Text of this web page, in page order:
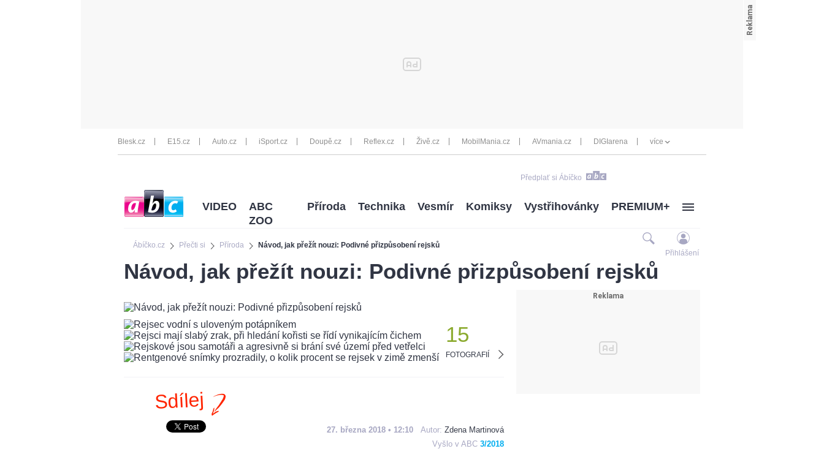
Blesk.cz E15.cz Auto.cz iSport.cz Doupě.cz Reflex.cz Živě.cz MobilMania.cz AVmania.cz DIGIarena více
Předplať si Ábíčko
Ábíčko.cz Přečti si Příroda Návod, jak přežít nouzi: Podivné přizpůsobení rejsků
VIDEO
ABC
ZOO
Příroda Technika Vesmír Komiksy Vystřihovánky PREMIUM+
Přihlášení
Návod, jak přežít nouzi: Podivné přizpůsobení rejsků
15
FOTOGRAFIÍ
Sdílej
27. března 2018 • 12:10 Autor: Zdena Martinová
Vyšlo v ABC 3/2018